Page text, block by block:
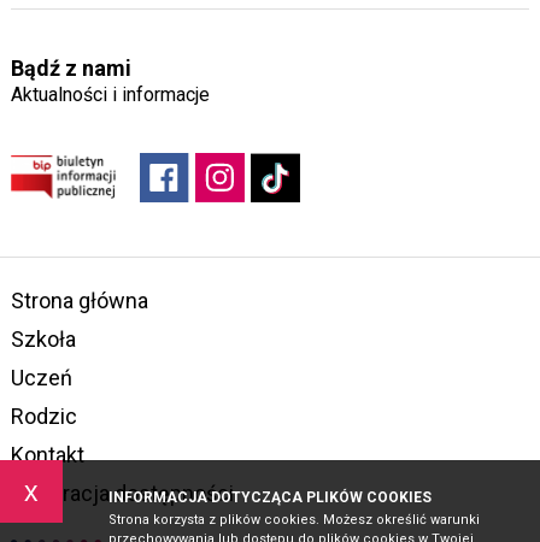
x INFORMACJA DOTYCZĄCA PLIKÓW COOKIES
Strona korzysta z plików cookies. Możesz określić warunki
Bądź z nami
Aktualności i informacje
Strona główna
Szkoła
Uczeń
Rodzic
Kontakt
Deklaracja dostępności